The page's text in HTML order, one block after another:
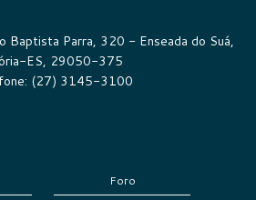
Baptista Parra, 320 - Enseada do Suá,
ES, 29050-375
(27) 3145-3100
Foro